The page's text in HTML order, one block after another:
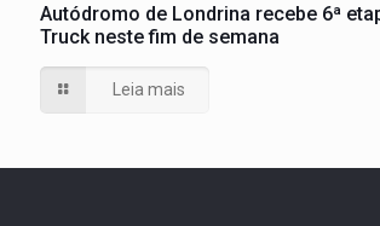
Autódromo de Londrina recebe 6ª
Truck neste fim de semana
Leia mais